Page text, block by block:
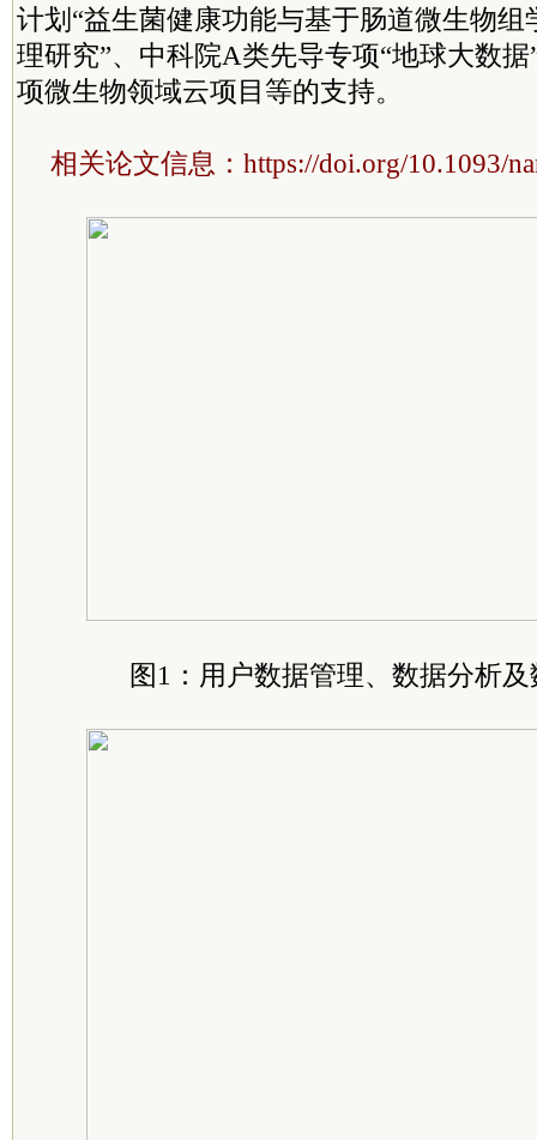
计划“益生菌健康功能与基于肠道微生物
理研究”、中科院A类先导专项“地球大数
项微生物领域云项目等的支持。
相关论文信息：https://doi.org/10.1093/
图1：用户数据管理、数据分析